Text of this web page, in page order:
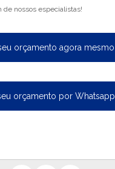
nossos especialistas!
orçamento agora mesmo
orçamento por Whatsapp